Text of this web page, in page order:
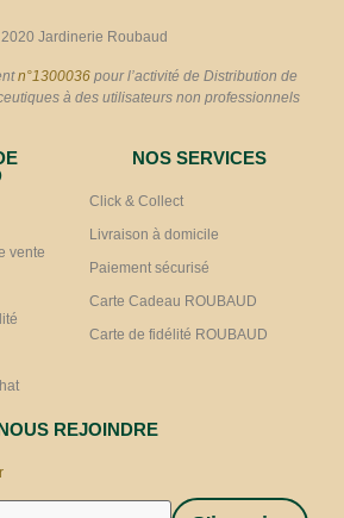
Jardinerie Roubaud
n°1300036pour l’activité de Distribution de
à des utilisateurs non professionnels
vente
NOS SERVICES
Click & Collect
Livraison à domicile
Paiement sécurisé
Carte Cadeau ROUBAUD
Carte de fidélité ROUBAUD
REJOINDRE